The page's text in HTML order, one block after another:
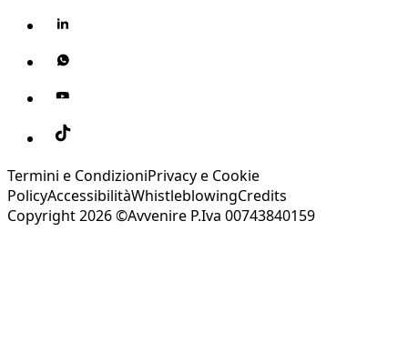
Termini e CondizioniPrivacy e Cookie
PolicyAccessibilitàWhistleblowingCredits
Copyright 2026 ©Avvenire P.Iva 00743840159